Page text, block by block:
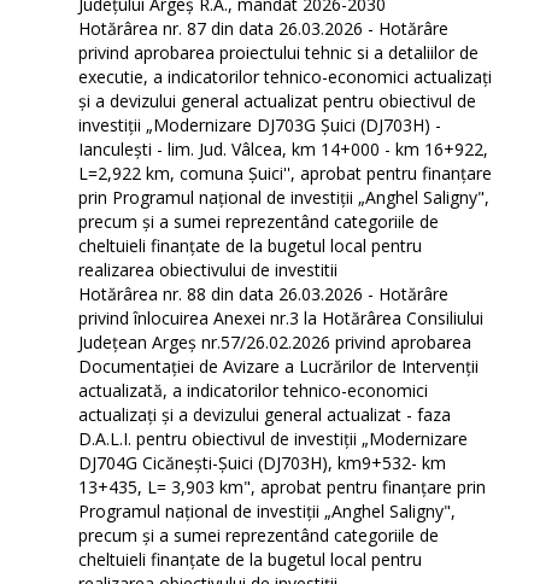
Hotărârea nr. 87 din data 26.03.2026 - Hotărâre
privind aprobarea proiectului tehnic si a detaliilor de
executie, a indicatorilor tehnico-economici actualizaţi
și a devizului general actualizat pentru obiectivul de
investiții „Modernizare DJ703G Șuici (DJ703H) -
Ianculești - lim. Jud. Vâlcea, km 14+000 - km 16+922,
L=2,922 km, comuna Șuici'', aprobat pentru finanțare
prin Programul național de investiții „Anghel Saligny",
precum și a sumei reprezentând categoriile de
cheltuieli finanțate de la bugetul local pentru
realizarea obiectivului de investitii
Hotărârea nr. 88 din data 26.03.2026 - Hotărâre
privind înlocuirea Anexei nr.3 la Hotărârea Consiliului
Județean Argeș nr.57/26.02.2026 privind aprobarea
Documentației de Avizare a Lucrărilor de Intervenții
actualizată, a indicatorilor tehnico-economici
actualizați și a devizului general actualizat - faza
D.A.L.I. pentru obiectivul de investiţii „Modernizare
DJ704G Cicănești-Șuici (DJ703H), km9+532- km
13+435, L= 3,903 km", aprobat pentru finanțare prin
Programul național de investiții „Anghel Saligny",
precum și a sumei reprezentând categoriile de
cheltuieli finanțate de la bugetul local pentru